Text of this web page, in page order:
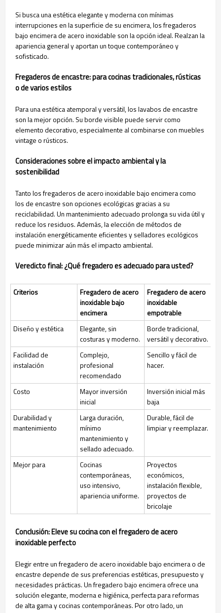
Si busca una estética elegante y moderna con mínimas
interrupciones en la superficie de su encimera, los fregaderos
bajo encimera de acero inoxidable son la opción ideal. Realzan la
apariencia general y aportan un toque contemporáneo y
sofisticado.
Fregaderos de encastre: para cocinas tradicionales, rústicas
o de varios estilos
Para una estética atemporal y versátil, los lavabos de encastre
son la mejor opción. Su borde visible puede servir como
elemento decorativo, especialmente al combinarse con muebles
vintage o rústicos.
Consideraciones sobre el impacto ambiental y la
sostenibilidad
Tanto los fregaderos de acero inoxidable bajo encimera como
los de encastre son opciones ecológicas gracias a su
reciclabilidad. Un mantenimiento adecuado prolonga su vida útil y
reduce los residuos. Además, la elección de métodos de
instalación energéticamente eficientes y selladores ecológicos
puede minimizar aún más el impacto ambiental.
Veredicto final: ¿Qué fregadero es adecuado para usted?
Criterios
Fregadero de acero
inoxidable bajo
encimera
Fregadero de acero
inoxidable
empotrable
Diseño y estética
Elegante, sin
costuras y moderno.
Borde tradicional,
versátil y decorativo.
Facilidad de
instalación
Complejo,
profesional
recomendado
Sencillo y fácil de
hacer.
Costo
Mayor inversión
inicial
Inversión inicial más
baja
Durabilidad y
mantenimiento
Larga duración,
mínimo
mantenimiento y
sellado adecuado.
Durable, fácil de
limpiar y reemplazar.
Mejor para
Cocinas
contemporáneas,
uso intensivo,
apariencia uniforme.
Proyectos
económicos,
instalación flexible,
proyectos de
bricolaje
Conclusión: Eleve su cocina con el fregadero de acero
inoxidable perfecto
Elegir entre un fregadero de acero inoxidable bajo encimera o de
encastre depende de sus preferencias estéticas, presupuesto y
necesidades prácticas. Un fregadero bajo encimera ofrece una
solución elegante, moderna e higiénica, perfecta para reformas
de alta gama y cocinas contemporáneas. Por otro lado, un